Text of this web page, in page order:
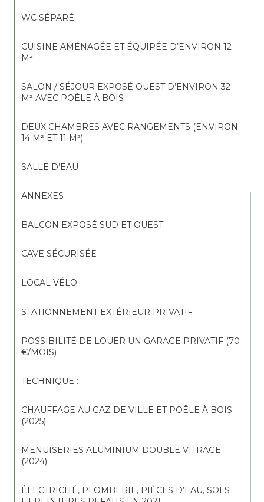
WC SÉPARÉ
CUISINE AMÉNAGÉE ET ÉQUIPÉE D’ENVIRON 12
M²
SALON / SÉJOUR EXPOSÉ OUEST D’ENVIRON 32
M² AVEC POÊLE À BOIS
DEUX CHAMBRES AVEC RANGEMENTS (ENVIRON
14 M² ET 11 M²)
SALLE D’EAU
ANNEXES :
BALCON EXPOSÉ SUD ET OUEST
CAVE SÉCURISÉE
LOCAL VÉLO
STATIONNEMENT EXTÉRIEUR PRIVATIF
POSSIBILITÉ DE LOUER UN GARAGE PRIVATIF (70
€/MOIS)
TECHNIQUE :
CHAUFFAGE AU GAZ DE VILLE ET POÊLE À BOIS
(2025)
MENUISERIES ALUMINIUM DOUBLE VITRAGE
(2024)
ÉLECTRICITÉ, PLOMBERIE, PIÈCES D’EAU, SOLS